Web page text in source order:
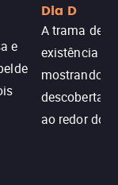
e
Dia D
A trama de
existência
mostrando
descoberta
ao redor do